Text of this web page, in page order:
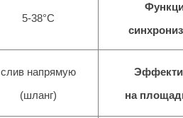
5-38°С
слив напрямую
(шланг)
на